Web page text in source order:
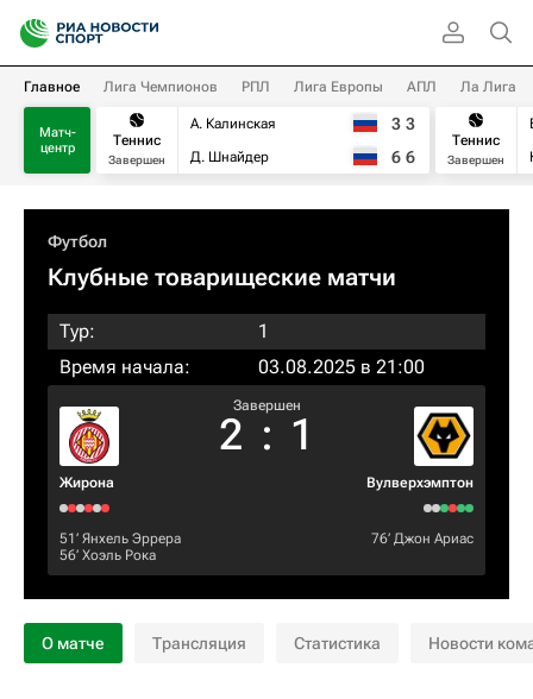
Главное Лига Чемпионов РПЛ Лига Европы АПЛ Ла Лига
Матч-
центр
Теннис
Завершен
А. Калинская
Д. Шнайдер
3 3
6 6
Теннис
Завершен
Футбол
Клубные товарищеские матчи
Тур:
1
Время начала:
03.08.2025 в 21:00
Жирона
Завершен
2 : 1
Вулверхэмптон
51‎’‎ Янхель Эррера
56‎’‎ Хоэль Рока
76‎’‎ Джон Ариас
О матче Трансляция Статистика Новости